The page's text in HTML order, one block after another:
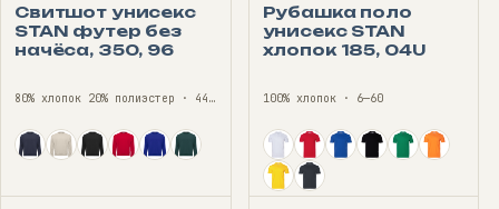
Свитшот унисекс
STAN футер без
начёса, 350, 96
80% хлопок 20% полиэстер · 44—56
Рубашка поло
унисекс STAN
хлопок 185, 04U
100% хлопок · 6—60